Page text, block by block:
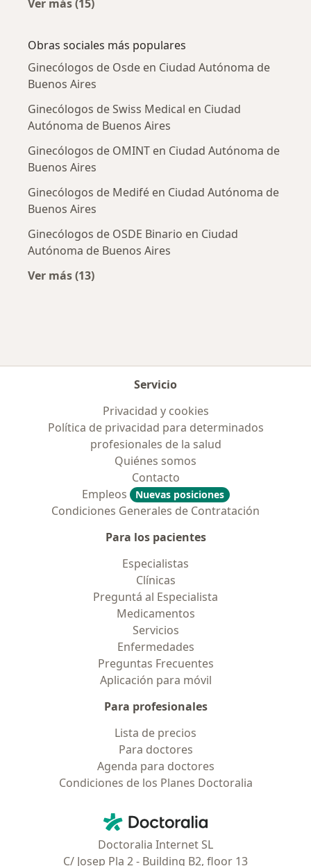
Ver más (15)
Obras sociales más populares
Ginecólogos de Osde en Ciudad Autónoma de
Buenos Aires
Ginecólogos de Swiss Medical en Ciudad
Autónoma de Buenos Aires
Ginecólogos de OMINT en Ciudad Autónoma de
Buenos Aires
Ginecólogos de Medifé en Ciudad Autónoma de
Buenos Aires
Ginecólogos de OSDE Binario en Ciudad
Autónoma de Buenos Aires
Ver más (13)
Servicio
Privacidad y cookies
Política de privacidad para determinados
profesionales de la salud
Quiénes somos
Contacto
Empleos
Nuevas posiciones
Condiciones Generales de Contratación
Para los pacientes
Especialistas
Clínicas
Preguntá al Especialista
Medicamentos
Servicios
Enfermedades
Preguntas Frecuentes
Aplicación para móvil
Para profesionales
Lista de precios
Para doctores
Agenda para doctores
Condiciones de los Planes Doctoralia
Doctoralia - Página de inicio
Doctoralia Internet SL
C/ Josep Pla 2 - Building B2, floor 13